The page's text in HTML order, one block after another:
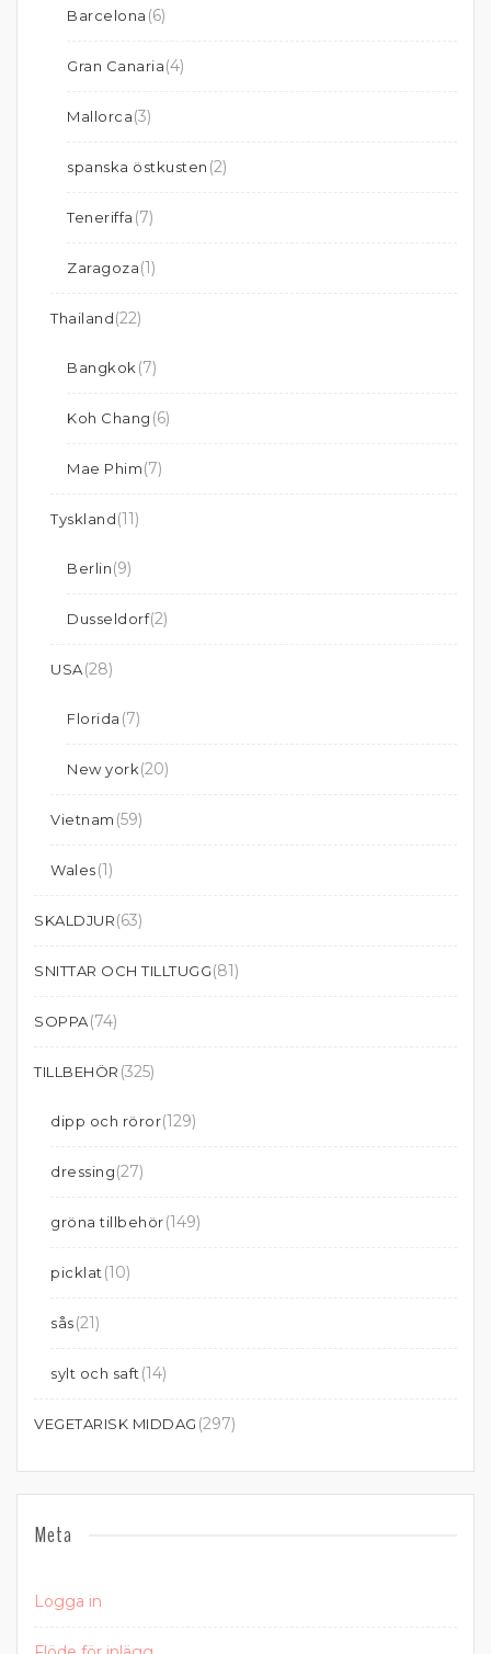
Barcelona (6)
Gran Canaria(4)
Mallorca(3)
spanska östkusten (2)
Teneriffa (7)
Zaragoza(1)
Thailand(22)
Bangkok (7)
Koh Chang (6)
Mae Phim(7)
Tyskland(11)
Berlin(9)
Dusseldorf(2)
USA(28)
Florida (7)
New york(20)
Vietnam (59)
Wales(1)
SKALDJUR(63)
SNITTAR OCH TILLTUGG(81)
SOPPA(74)
TILLBEHÖR (325)
dipp och röror(129)
dressing(27)
gröna tillbehör(149)
picklat (10)
sås(21)
sylt och saft (14)
VEGETARISK MIDDAG (297)
Meta
Logga in